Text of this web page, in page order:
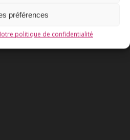
préférences
politique de confidentialité
AIDEZ-NOUS !